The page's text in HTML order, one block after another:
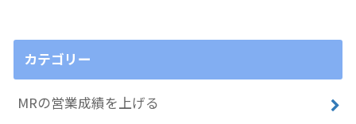
カテゴリー
MRの営業成績を上げる